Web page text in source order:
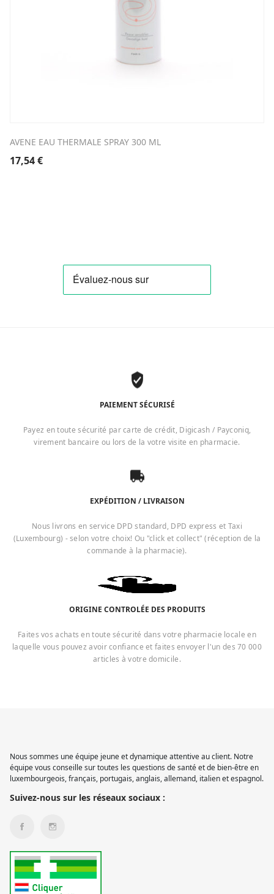
AVENE EAU THERMALE SPRAY 300 ML
17,54€
PAIEMENT SÉCURISÉ
Payez en toute sécurité par carte de crédit, Digicash / Payconiq,
virement bancaire ou lors de la votre visite en pharmacie.
EXPÉDITION / LIVRAISON
Nous livrons en service DPD standard, DPD express et Taxi
(Luxembourg) - selon votre choix! Ou "click et collect" (réception de la
commande à la pharmacie).
ORIGINE CONTROLÉE DES PRODUITS
Faites vos achats en toute sécurité dans votre pharmacie locale en
laquelle vous pouvez avoir confiance et faites envoyer l'un des 70 000
articles à votre domicile.
Nous sommes une équipe jeune et dynamique attentive au client. Notre
équipe vous conseille sur toutes les questions de santé et de bien-être en
luxembourgeois, français, portugais, anglais, allemand, italien et espagnol.
Suivez-nous sur les réseaux sociaux :